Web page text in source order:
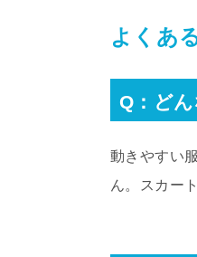
よくあ
Q：ど
動きやすい
ん。スカー